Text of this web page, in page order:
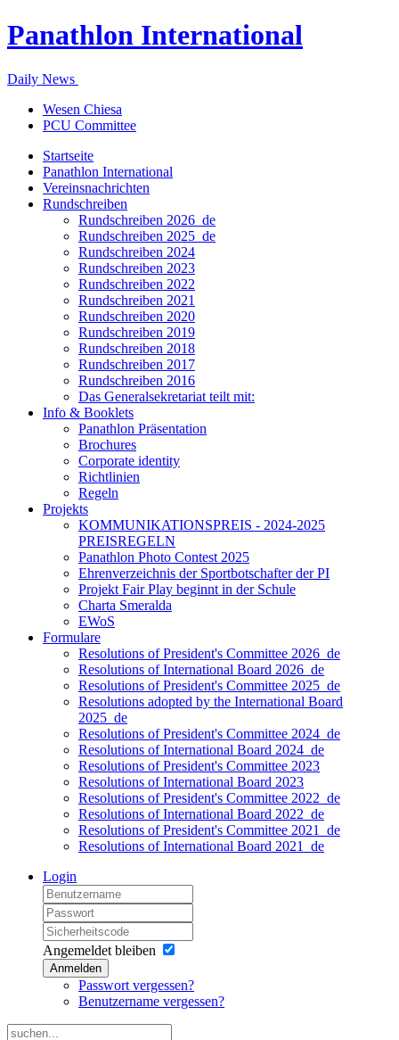
Panathlon International
Daily News
Wesen Chiesa
PCU Committee
Startseite
Panathlon International
Vereinsnachrichten
Rundschreiben
Rundschreiben 2026_de
Rundschreiben 2025_de
Rundschreiben 2024
Rundschreiben 2023
Rundschreiben 2022
Rundschreiben 2021
Rundschreiben 2020
Rundschreiben 2019
Rundschreiben 2018
Rundschreiben 2017
Rundschreiben 2016
Das Generalsekretariat teilt mit:
Info & Booklets
Panathlon Präsentation
Brochures
Corporate identity
Richtlinien
Regeln
Projekts
KOMMUNIKATIONSPREIS - 2024-2025
PREISREGELN
Panathlon Photo Contest 2025
Ehrenverzeichnis der Sportbotschafter der PI
Projekt Fair Play beginnt in der Schule
Charta Smeralda
EWoS
Formulare
Resolutions of President's Committee 2026_de
Resolutions of International Board 2026_de
Resolutions of President's Committee 2025_de
Resolutions adopted by the International Board
2025_de
Resolutions of President's Committee 2024_de
Resolutions of International Board 2024_de
Resolutions of President's Committee 2023
Resolutions of International Board 2023
Resolutions of President's Committee 2022_de
Resolutions of International Board 2022_de
Resolutions of President's Committee 2021_de
Resolutions of International Board 2021_de
Login
Angemeldet bleiben
Anmelden
Passwort vergessen?
Benutzername vergessen?